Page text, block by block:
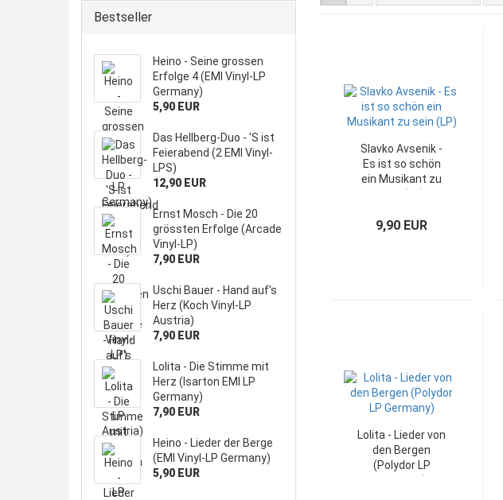
Slavko Avsenik -
Es ist so schön
ein Musikant zu
9,90 EUR
Lolita - Lieder von
den Bergen
(Polydor LP
Bestseller
Heino - Seine grossen
Erfolge 4 (EMI Vinyl-LP
Germany)
5,90 EUR
Das Hellberg-Duo - 'S ist
Feierabend (2 EMI Vinyl-
LPS)
12,90 EUR
Ernst Mosch - Die 20
grössten Erfolge (Arcade
Vinyl-LP)
7,90 EUR
Uschi Bauer - Hand auf's
Herz (Koch Vinyl-LP
Austria)
7,90 EUR
Lolita - Die Stimme mit
Herz (Isarton EMI LP
Germany)
7,90 EUR
Heino - Lieder der Berge
(EMI Vinyl-LP Germany)
5,90 EUR